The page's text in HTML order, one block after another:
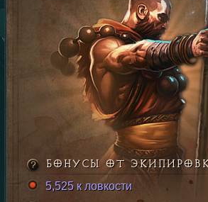
БОНУСЫ ОТ
5,525 к ловкости